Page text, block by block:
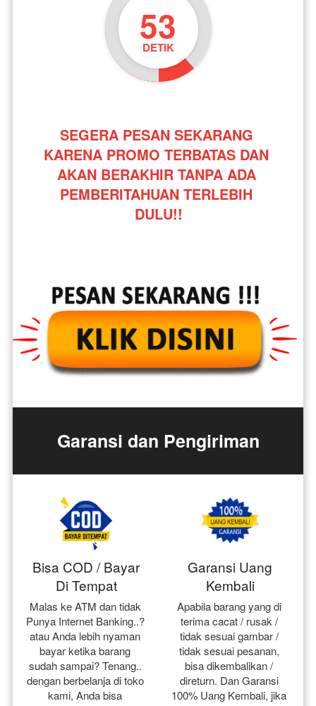
52
DETIK
SEGERA PESAN SEKARANG
KARENA PROMO TERBATAS DAN
AKAN BERAKHIR TANPA ADA
PEMBERITAHUAN TERLEBIH
DULU!!
Garansi dan Pengiriman
Bisa COD / Bayar
Di Tempat
Malas ke ATM dan tidak
Punya Internet Banking..?
atau Anda lebih nyaman
bayar ketika barang
sudah sampai? Tenang..
dengan berbelanja di toko
kami, Anda bisa
Garansi Uang
Kembali
Apabila barang yang di
terima cacat / rusak /
tidak sesuai gambar /
tidak sesuai pesanan,
bisa dikembalikan /
direturn. Dan Garansi
100% Uang Kembali, jika